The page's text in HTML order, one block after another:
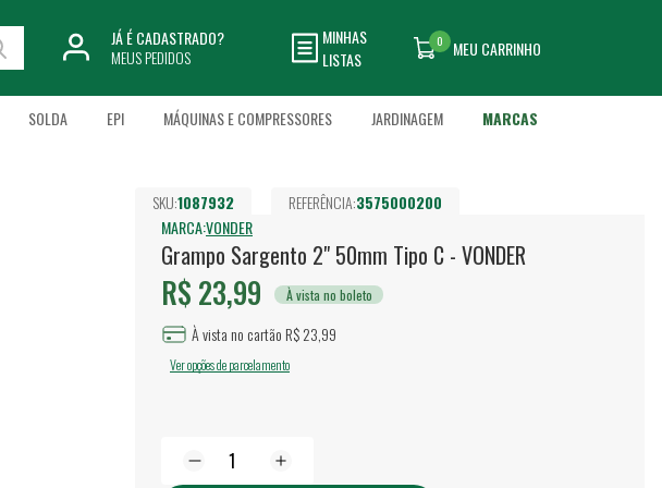
JÁ É CADASTRADO?
MEUS PEDIDOS
MINHAS
LISTAS
MEU CARRINHO
0
SOLDA EPI MÁQUINAS E COMPRESSORES JARDINAGEM MARCAS
SKU:1087932 REFERÊNCIA:3575000200
MARCA:VONDER
Grampo Sargento 2" 50mm Tipo C - VONDER
R$ 23,99 À vista no boleto
À vista no cartão R$ 23,99
Ver opções de parcelamento